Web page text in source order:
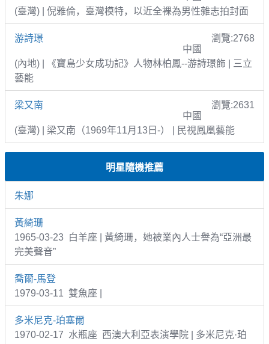
(臺灣) | 倪雅倫，臺灣模特，以近全裸為男性雜志拍封面
游詩璟
瀏覽:2768
中國
(內地) | 《寶島少女成功記》人物林柏鳳--游詩璟飾 | 三立
藝能
梁又南
瀏覽:2631
中國
(臺灣) | 梁又南（1969年11月13日-） | 民視鳳凰藝能
明星隨機推薦
朱娜
黃綺珊
1965-03-23 白羊座 | 黃綺珊，她被業內人士譽為“亞洲最
完美聲音”
喬爾-馬登
1979-03-11 雙魚座 |
多米尼克-珀塞爾
1970-02-17 水瓶座 西澳大利亞表演學院 | 多米尼克·珀